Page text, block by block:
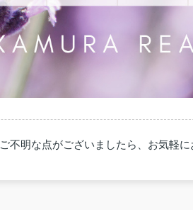
ご不明な点がございましたら、お気軽に